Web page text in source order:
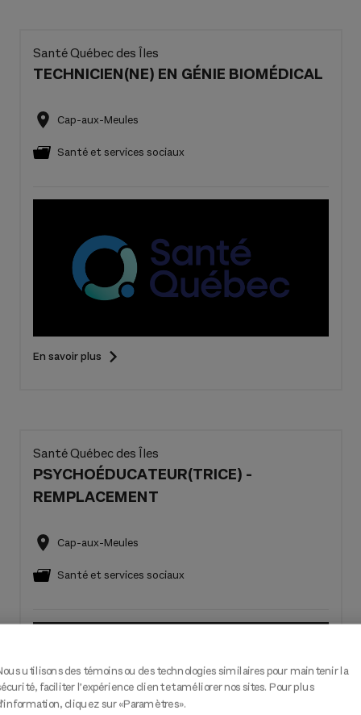
Santé Québec des Îles
TECHNICIEN(NE) EN GÉNIE BIOMÉDICAL
Cap-aux-Meules
Santé et services sociaux
En savoir plus
Santé Québec des Îles
PSYCHOÉDUCATEUR(TRICE) -
REMPLACEMENT
Cap-aux-Meules
Santé et services sociaux
utilisons des témoins ou des technologies similaires pour maintenir la
faciliter l’expérience client et améliorer nos sites. Pour plus
cliquez sur «Paramètres».